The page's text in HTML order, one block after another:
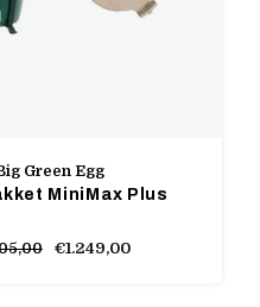
Green Egg
MiniMax Plus
€1.249,00